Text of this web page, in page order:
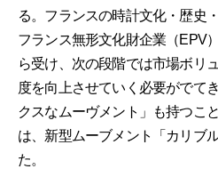
る。フランスの時計文化・歴史
フランス無形文化財企業（EPV
ら受け、次の段階では市場ボリ
度を向上させていく必要がでて
クスなムーヴメント」も持つこ
は、新型ムーブメント「カリブ
た。